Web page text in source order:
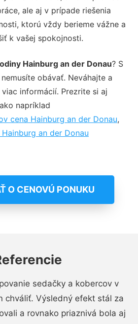
ale aj v prípade riešenia
ktorú vždy berieme vážne a
k vašej spokojnosti.
Hainburg an der Donau? S
obávať. Neváhajte a
informácií. Prezrite si aj
napríklad
cena Hainburg an der Donau,
an der Donau
O CENOVÚ PONUKU
sedačky a kobercov v
chváliť. Výsledný efekt stál za
a rovnako priaznivá bola aj